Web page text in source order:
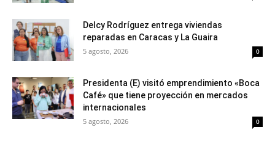
Delcy Rodríguez entrega viviendas
reparadas en Caracas y La Guaira
5 agosto, 2026 0
Presidenta (E) visitó emprendimiento «Boca
Café» que tiene proyección en mercados
internacionales
5 agosto, 2026 0